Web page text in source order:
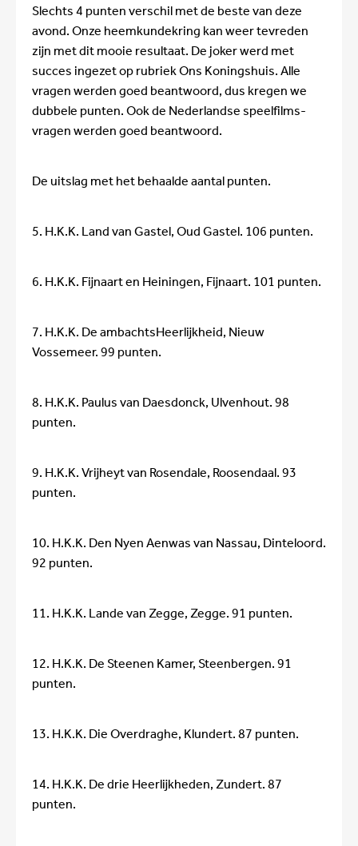
Slechts 4 punten verschil met de beste van deze
avond. Onze heemkundekring kan weer tevreden
zijn met dit mooie resultaat. De joker werd met
succes ingezet op rubriek Ons Koningshuis. Alle
vragen werden goed beantwoord, dus kregen we
dubbele punten. Ook de Nederlandse speelfilms-
vragen werden goed beantwoord.
De uitslag met het behaalde aantal punten.
5. H.K.K. Land van Gastel, Oud Gastel. 106 punten.
6. H.K.K. Fijnaart en Heiningen, Fijnaart. 101 punten.
7. H.K.K. De ambachtsHeerlijkheid, Nieuw
Vossemeer. 99 punten.
8. H.K.K. Paulus van Daesdonck, Ulvenhout. 98
punten.
9. H.K.K. Vrijheyt van Rosendale, Roosendaal. 93
punten.
10. H.K.K. Den Nyen Aenwas van Nassau, Dinteloord.
92 punten.
11. H.K.K. Lande van Zegge, Zegge. 91 punten.
12. H.K.K. De Steenen Kamer, Steenbergen. 91
punten.
13. H.K.K. Die Overdraghe, Klundert. 87 punten.
14. H.K.K. De drie Heerlijkheden, Zundert. 87
punten.